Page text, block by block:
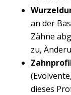
an der
Zähne
zu,
dieses